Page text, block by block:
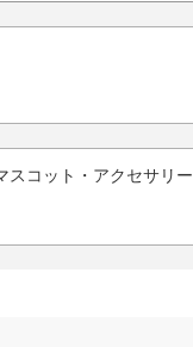
スコット・アクセサリー